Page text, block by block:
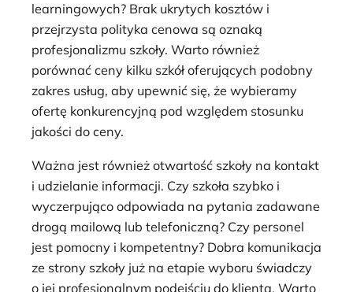
learningowych? Brak ukrytych kosztów i
przejrzysta polityka cenowa są oznaką
profesjonalizmu szkoły. Warto również
porównać ceny kilku szkół oferujących podobny
zakres usług, aby upewnić się, że wybieramy
ofertę konkurencyjną pod względem stosunku
jakości do ceny.
Ważna jest również otwartość szkoły na kontakt
i udzielanie informacji. Czy szkoła szybko i
wyczerpująco odpowiada na pytania zadawane
drogą mailową lub telefoniczną? Czy personel
jest pomocny i kompetentny? Dobra komunikacja
ze strony szkoły już na etapie wyboru świadczy
o jej profesjonalnym podejściu do klienta. Warto